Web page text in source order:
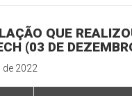
QUE
(03 DE
de 2022